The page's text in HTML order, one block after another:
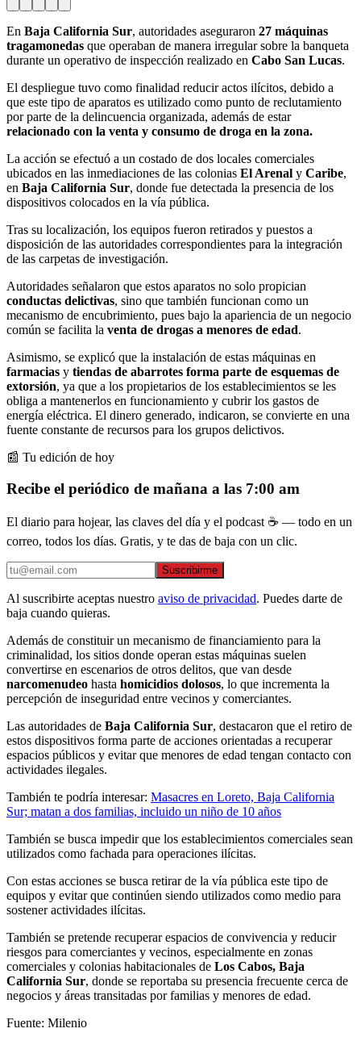
En Baja California Sur, autoridades aseguraron 27 máquinas
tragamonedas que operaban de manera irregular sobre la banqueta
durante un operativo de inspección realizado en Cabo San Lucas.
El despliegue tuvo como finalidad reducir actos ilícitos, debido a
que este tipo de aparatos es utilizado como punto de reclutamiento
por parte de la delincuencia organizada, además de estar
relacionado con la venta y consumo de droga en la zona.
La acción se efectuó a un costado de dos locales comerciales
ubicados en las inmediaciones de las colonias El Arenal y Caribe,
en Baja California Sur, donde fue detectada la presencia de los
dispositivos colocados en la vía pública.
Tras su localización, los equipos fueron retirados y puestos a
disposición de las autoridades correspondientes para la integración
de las carpetas de investigación.
Autoridades señalaron que estos aparatos no solo propician
conductas delictivas, sino que también funcionan como un
mecanismo de encubrimiento, pues bajo la apariencia de un negocio
común se facilita la venta de drogas a menores de edad.
Asimismo, se explicó que la instalación de estas máquinas en
farmacias y tiendas de abarrotes forma parte de esquemas de
extorsión, ya que a los propietarios de los establecimientos se les
obliga a mantenerlos en funcionamiento y cubrir los gastos de
energía eléctrica. El dinero generado, indicaron, se convierte en una
fuente constante de recursos para los grupos delictivos.
📰 Tu edición de hoy
Recibe el periódico de mañana a las 7:00 am
El diario para hojear, las claves del día y el podcast ☕ — todo en un
correo, todos los días. Gratis, y te das de baja con un clic.
Suscribirme
Al suscribirte aceptas nuestro aviso de privacidad. Puedes darte de
baja cuando quieras.
Además de constituir un mecanismo de financiamiento para la
criminalidad, los sitios donde operan estas máquinas suelen
convertirse en escenarios de otros delitos, que van desde
narcomenudeo hasta homicidios dolosos, lo que incrementa la
percepción de inseguridad entre vecinos y comerciantes.
Las autoridades de Baja California Sur, destacaron que el retiro de
estos dispositivos forma parte de acciones orientadas a recuperar
espacios públicos y evitar que menores de edad tengan contacto con
actividades ilegales.
También te podría interesar: Masacres en Loreto, Baja California
Sur; matan a dos familias, incluido un niño de 10 años
También se busca impedir que los establecimientos comerciales sean
utilizados como fachada para operaciones ilícitas.
Con estas acciones se busca retirar de la vía pública este tipo de
equipos y evitar que continúen siendo utilizados como medio para
sostener actividades ilícitas.
También se pretende recuperar espacios de convivencia y reducir
riesgos para comerciantes y vecinos, especialmente en zonas
comerciales y colonias habitacionales de Los Cabos, Baja
California Sur, donde se reportaba su presencia frecuente cerca de
negocios y áreas transitadas por familias y menores de edad.
Fuente: Milenio